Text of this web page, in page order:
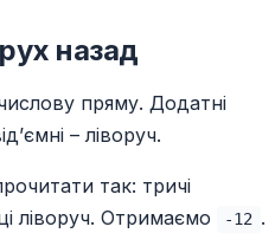
назад
пряму. Додатні
– ліворуч.
так: тричі
ліворуч. Отримаємо
-12 .